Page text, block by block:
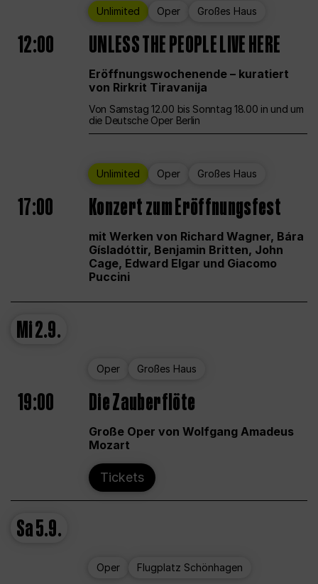
Unlimited Oper Großes Haus
12:00 UNLESS THE PEOPLE LIVE HERE
Eröffnungswochenende – kuratiert
von Rirkrit Tiravanija
Von Samstag 12.00 bis Sonntag 18.00 in und um
die Deutsche Oper Berlin
Unlimited Oper Großes Haus
17:00 Konzert zum Eröffnungsfest
mit Werken von Richard Wagner, Bára
Gísladóttir, Benjamin Britten, John
Cage, Edward Elgar und Giacomo
Puccini
Mi2.9.
Oper Großes Haus
19:00 Die Zauberflöte
Große Oper von Wolfgang Amadeus
Mozart
Tickets
Sa5.9.
Oper Flugplatz Schönhagen